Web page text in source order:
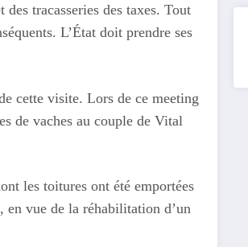
tracasseries des taxes. Tout
L’État doit prendre ses
cette visite. Lors de ce meeting
de vaches au couple de Vital
les toitures ont été emportées
en vue de la réhabilitation d’un